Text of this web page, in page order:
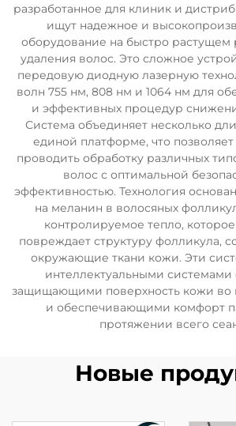
разработанное для клиник и
ищут надежное и
оборудование на быстро
удаления волос. Это сложное
передовую диодную лазерную
волн 755 нм, 808 нм и 1064 нм для
и эффективных процедур
Система объединяет несколько
единой платформе, что
проводить обработку различных
волос с оптимальной
эффективностью. Технология
на меланин в волосяных
контролируемое тепло,
повреждает структуру фолликула,
окружающие ткани кожи. Эти
интеллектуальными системами
защищающими поверхность кожи во
и обеспечивающими комфорт
протяжении всего
Новые